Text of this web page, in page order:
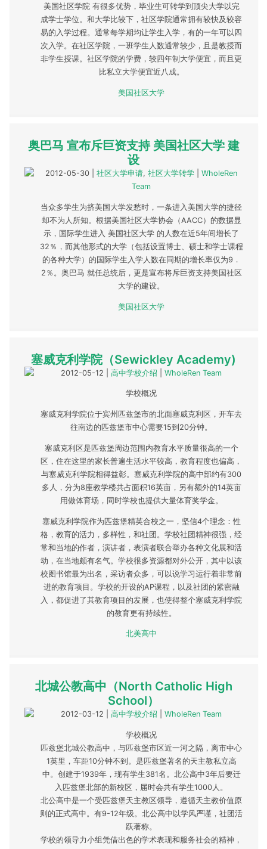
美国社区学院 有很多优势，毕业生可转学到顶尖大学以完
成学士学位。和大学比较下，社区学院通常拥有较快及较容
易的入学过程。通常每学期均让学生入学，有的一年可以四
次入学。在社区学院，一班学生人数通常较少，且是教授而
非学生授课。社区学院的学费，较四年制大学便宜，而且更
比私立大学便宜近八成。
美国社区大学
奥巴马 宣布斥巨资支持 美国社区大学 建
设
2012-05-30 社区大学申请, 社区大学转学
WholeRen
Team
当众多学生为挤美国大学发愁时，一条进入美国大学的捷径
却不为人所知。根据美国社区大学协会（AACC）的数据显
示，国际学生进入 美国社区大学 的人数在近5年间增长了
32％，而其他形式的大学（包括设置博士、硕士和学士课程
的各种大学）的国际学生入学人数在同期的增长率仅为9．
2％。奥巴马 就任总统后，更是宣布将斥巨资支持美国社区
大学的建设。
美国社区大学
塞威克利学院（Sewickley Academy)
2012-05-12 高中学校介绍 WholeRen Team
学校概况
塞威克利学院位于宾州匹兹堡市的北面塞威克利区，开车去
往南边的匹兹堡市中心需要15到20分钟。
塞威克利区是匹兹堡周边范围内教育水平质量很高的一个
区，住在这里的家长普遍生活水平较高，教育程度也偏高，
与塞威克利学院相得益彰。塞威克利学院的高中部约有300
多人，分为8座教学楼共占面积16英亩，另有额外的14英亩
用做体育场，同时学校也提供大量体育奖学金。
塞威克利学院作为匹兹堡精英合校之一，坚信4个理念：性
格，教育的活力，多样性，和社团。学校社团精神很强，经
常和当地的作者，演讲者，表演者联合举办各种文化展和活
动，在当地颇有名气。学校很多资源都对外公开，其中以该
校图书馆最为出名，采访者众多，可以说学习运行着非常前
进的教育项目。学校的开设的AP课程，以及社团的紧密融
入，都促进了其教育项目的发展，也使得整个塞威克利学院
的教育更有持续性。
北美高中
北城公教高中（North Catholic High
School）
2012-03-12 高中学校介绍 WholeRen Team
学校概况
匹兹堡北城公教高中，与匹兹堡市区近一河之隔，离市中心
1英里，车距10分钟不到。是匹兹堡著名的天主教私立高
中。创建于1939年，现有学生381名。北公高中3年后要迁
入匹兹堡北部的新校区，届时会共有学生1000人。
北公高中是一个受匹兹堡天主教区领导，遵循天主教价值原
则的正式高中。有9-12年级。北公高中以学风严谨，社团活
跃著称。
学校的领导力小组凭借出色的学术表现和服务社会的精神，